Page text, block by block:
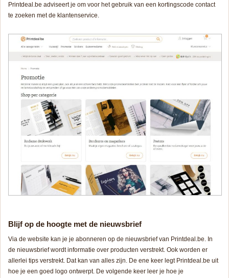
Printdeal.be adviseert je om voor het gebruik van een kortingscode contact
te zoeken met de klantenservice.
Blijf op de hoogte met de nieuwsbrief
Via de website kan je je abonneren op de nieuwsbrief van Printdeal.be. In
de nieuwsbrief wordt informatie over producten verstrekt. Ook worden er
allerlei tips verstrekt. Dat kan van alles zijn. De ene keer legt Printdeal.be uit
hoe je een goed logo ontwerpt. De volgende keer leer je hoe je